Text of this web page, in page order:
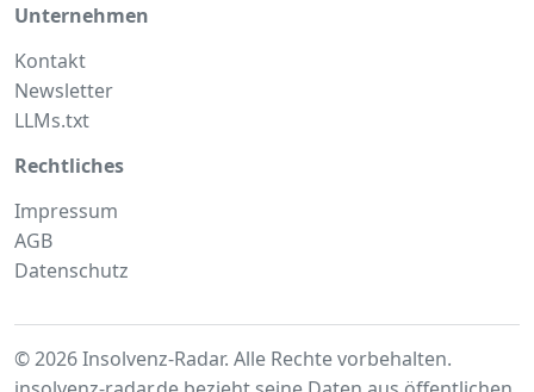
Unternehmen
Kontakt
Newsletter
LLMs.txt
Rechtliches
Impressum
AGB
Datenschutz
© 2026 Insolvenz-Radar. Alle Rechte vorbehalten.